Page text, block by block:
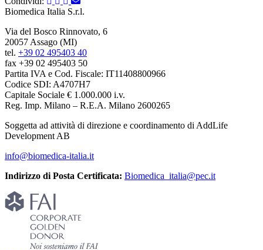
Biomedica Italia S.r.l.
Via del Bosco Rinnovato, 6
20057 Assago (MI)
tel. +39 02 495403 40
fax +39 02 495403 50
Partita IVA e Cod. Fiscale: IT11408800966
Codice SDI: A4707H7
Capitale Sociale € 1.000.000 i.v.
Reg. Imp. Milano – R.E.A. Milano 2600265
Soggetta ad attività di direzione e coordinamento di AddLife
Development AB
info@biomedica-italia.it
Indirizzo di Posta Certificata: Biomedica_italia@pec.it